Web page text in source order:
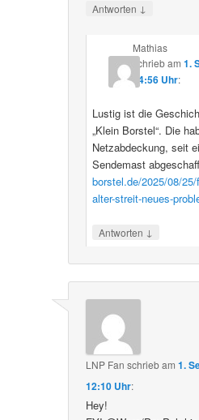
Antworten ↓
Mathias
schriebam 1.
14:56 Uhr:
Lustig ist die
„Klein Borstel“. Die
Netzabdeckung, seit
Sendemast
borstel.de/2025/08/
alter-streit-neues-
Antworten ↓
LNP Fan schriebam1.
12:10 Uhr:
Hey!